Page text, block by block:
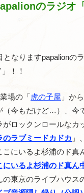
のラジオ
となりますpapalionの
！！
場の「虎の子屋 」か
（今もだけど…）、今
がロックンロールなカ
のラブミードカドカ 」
こにいるよ杉浦のド真
にいるよ杉浦のド真ん
東京のライブハウス